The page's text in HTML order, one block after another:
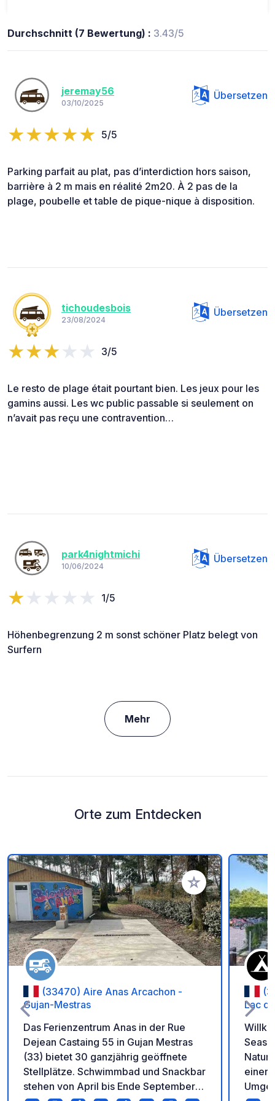
Durchschnitt (7 Bewertung) : 3.43/5
jeremay56
03/10/2025
Übersetzen
5/5
Parking parfait au plat, pas d’interdiction hors saison,
barrière à 2 m mais en réalité 2m20. À 2 pas de la
plage, poubelle et table de pique-nique à disposition.
tichoudesbois
23/08/2024
Übersetzen
3/5
Le resto de plage était pourtant bien. Les jeux pour les
gamins aussi. Les wc public passable si seulement on
n’avait pas reçu une contravention…
park4nightmichi
10/06/2024
Übersetzen
1/5
Höhenbegrenzung 2 m sonst schöner Platz belegt von
Surfern
Mehr
Orte zum Entdecken
Zu Ihren Favoriten
(33470) Aire Anas Arcachon -
Gujan-Mestras
Das Ferienzentrum Anas in der Rue
Dejean Castaing 55 in Gujan Mestras
(33) bietet 30 ganzjährig geöffnete
Stellplätze. Schwimmbad und Snackbar
stehen von April bis Ende September
Lac
einer